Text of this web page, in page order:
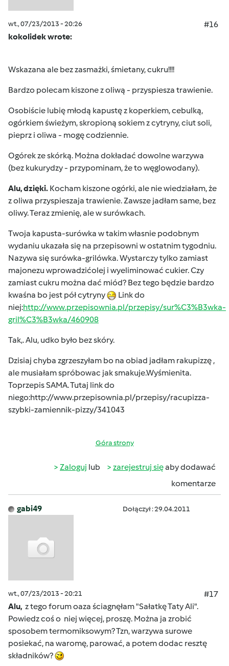
wt., 07/23/2013 - 20:26
#16
kokolidek wrote:
Wskazana ale bez zasmażki, śmietany, cukru!!!!
Bardzo polecam kiszone z oliwą - przyspiesza trawienie.
Osobiście lubię młodą kapustę z koperkiem, cebulką,
ogórkiem świeżym, skropioną sokiem z cytryny, ciut soli,
pieprz i oliwa - mogę codziennie.
Ogórek ze skórką. Można dokładać dowolne warzywa
(bez kukurydzy - przypominam, że to węglowodany).
Alu, dzięki. Kocham kiszone ogórki, ale nie wiedziałam, że
z oliwa przyspieszaja trawienie. Zawsze jadłam same, bez
oliwy. Teraz zmienię, ale w surówkach.
Twoja kapusta-surówka w takim własnie podobnym
wydaniu ukazała się na przepisowni w ostatnim tygodniu.
Nazywa się surówka-grilówka. Wystarczy tylko zamiast
majonezu wprowadzićolej i wyeliminować cukier. Czy
zamiast cukru można dać miód? Bez tego będzie bardzo
kwaśna bo jest pół cytryny
Link do
niej:http://www.przepisownia.pl/przepisy/sur%C3%B3wka-
gril%C3%B3wka/460908
Tak,. Alu, udko było bez skóry.
Dzisiaj chyba zgrzeszyłam bo na obiad jadłam rakupizzę ,
ale musiałam spróbowac jak smakuje.Wyśmienita.
Toprzepis SAMA. Tutaj link do
niego:http://www.przepisownia.pl/przepisy/racupizza-
szybki-zamiennik-pizzy/341043
Góra strony
Zaloguj lub zarejestruj sięaby dodawać
komentarze
gabi49 Dołączył : 29.04.2011
wt., 07/23/2013 - 20:21
#17
Alu, z tego forum oaza ściagnęłam "Sałatkę Taty Ali".
Powiedz coś o niej więcej, proszę. Można ja zrobić
sposobem termomiksowym? Tzn, warzywa surowe
posiekać, na waromę, parować, a potem dodac resztę
składników?